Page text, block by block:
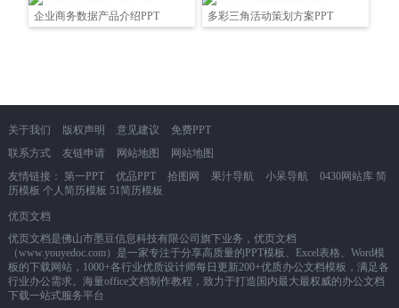
企业商务数据产品介绍PPT 多彩三角活动策划方案PPT
关于我们
联系方式
版权声明
友链申请
意见建议
网站地图
免费PPT
网站地图
友情链接： 第一PPT 优品PPT 拾图网 果汁导航 小呆导航 0430网站库 简
历模板 个人简历模板 51简历模板
优页文档
优页文档是佛山市墨豆信息科技有限公司旗下业务，优页文档
（www.youyedoc.com）是一家专注于分享高质量的PPT模板、Excel表格、Word模
板的下载网站，1000+各行业优质设计师每日更新200+优质办公文档模板，满足各
行业办公需求。海量office文档制作教程，致力于打造国内最大最权威的办公文档
下载一站式服务平台